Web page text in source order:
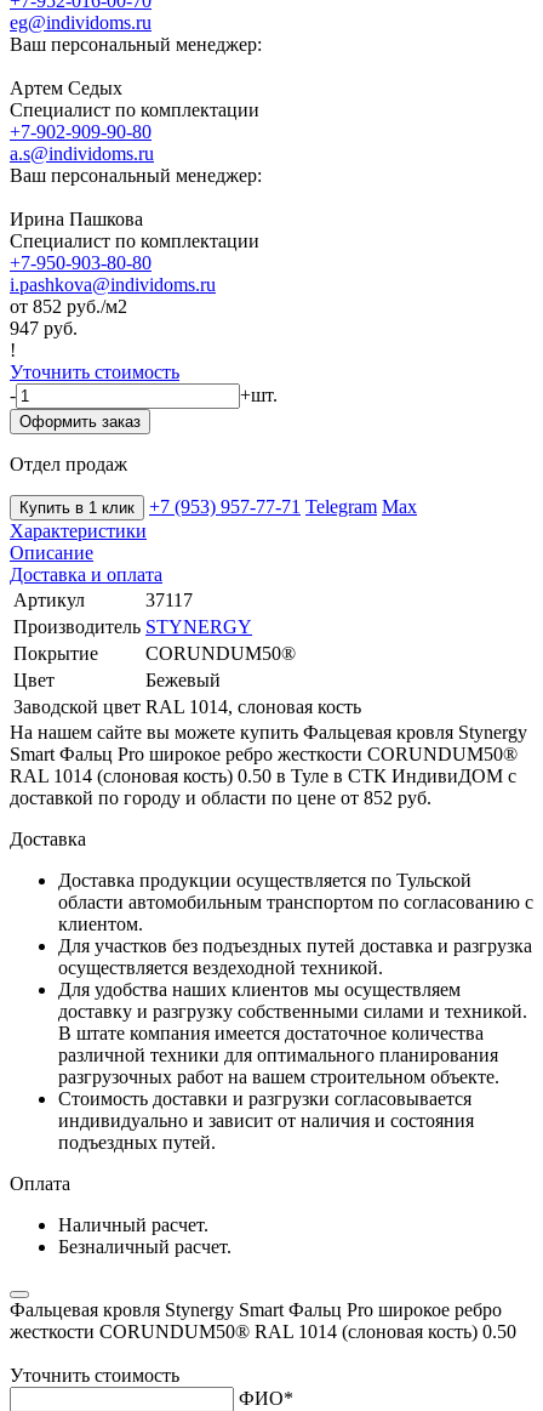
eg@individoms.ru
Ваш персональный менеджер:
Артем Седых
Специалист по комплектации
+7-902-909-90-80
a.s@individoms.ru
Ваш персональный менеджер:
Ирина Пашкова
Специалист по комплектации
+7-950-903-80-80
i.pashkova@individoms.ru
от 852 руб./м2
947 руб.
!
Уточнить стоимость
-
+шт.
Оформить заказ
Отдел продаж
Купить в 1 клик +7 (953) 957-77-71 Telegram Max
Характеристики
Описание
Доставка и оплата
Артикул
37117
Производитель STYNERGY
Покрытие
CORUNDUM50®
Цвет
Бежевый
Заводской цвет RAL 1014, слоновая кость
На нашем сайте вы можете купить Фальцевая кровля Stynergy
Smart Фальц Pro широкое ребро жесткости CORUNDUM50®
RAL 1014 (слоновая кость) 0.50 в Туле в СТК ИндивиДОМ с
доставкой по городу и области по цене от 852 руб.
Доставка
Доставка продукции осуществляется по Тульской
области автомобильным транспортом по согласованию с
клиентом.
Для участков без подъездных путей доставка и разгрузка
осуществляется вездеходной техникой.
Для удобства наших клиентов мы осуществляем
доставку и разгрузку собственными силами и техникой.
В штате компания имеется достаточное количества
различной техники для оптимального планирования
разгрузочных работ на вашем строительном объекте.
Стоимость доставки и разгрузки согласовывается
индивидуально и зависит от наличия и состояния
подъездных путей.
Оплата
Наличный расчет.
Безналичный расчет.
Фальцевая кровля Stynergy Smart Фальц Pro широкое ребро
жесткости CORUNDUM50® RAL 1014 (слоновая кость) 0.50
Уточнить стоимость
ФИО*